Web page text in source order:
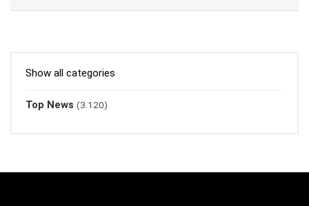
Show all categories
Top News (3.120)